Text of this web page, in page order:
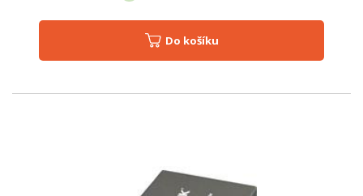
Do košíku